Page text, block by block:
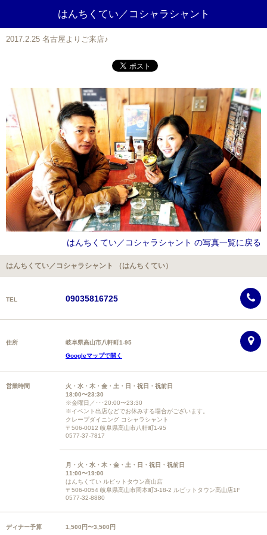
はんちくてい／コシャラシャント
2017.2.25 名古屋よりご来店♪
はんちくてい／コシャラシャント の写真一覧に戻る
はんちくてい／コシャラシャント （はんちくてい）
TEL 09035816725
住所
岐阜県高山市八軒町1-95
Googleマップで開く
営業時間
火・水・木・金・土・日・祝日・祝前日
18:00〜23:30
※金曜日／･･･20:00〜23:30
※イベント出店などでお休みする場合がございます。
クレープダイニング コシャラシャント
〒506-0012 岐阜県高山市八軒町1-95
0577-37-7817
月・火・水・木・金・土・日・祝日・祝前日
11:00〜19:00
はんちくてい ルビットタウン高山店
〒506-0054 岐阜県高山市岡本町3-18-2 ルビットタウン高山店1F
0577-32-8880
ディナー予算 1,500円〜3,500円